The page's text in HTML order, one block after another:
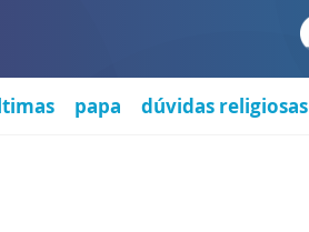
papa dúvidas religiosas